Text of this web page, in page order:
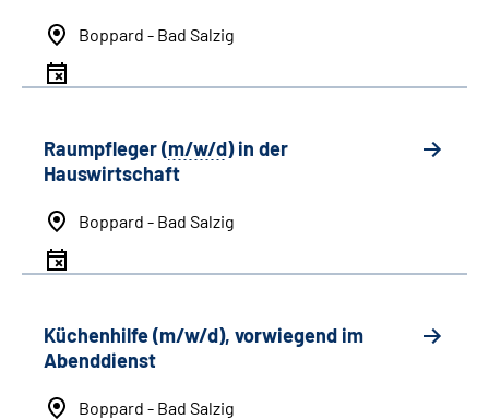
Boppard - Bad Salzig
Raumpfleger (m/w/d) in der
Hauswirtschaft
Boppard - Bad Salzig
Küchenhilfe (m/w/d), vorwiegend im
Abenddienst
Boppard - Bad Salzig